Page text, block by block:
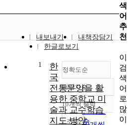
내보내기
내책장담기
한글로보기
정확도순
정확도
순
인기도
순
내림차순
내림차순
10개씩 출력
조회
1
한
국
전통문양을 활
용한 중학교 미
술과 교수학습
지도 방안
색
어
추
천
이
검
색
어
로
많
이